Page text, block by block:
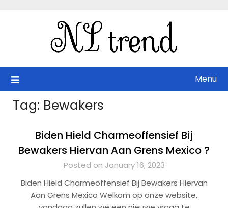
Menu
Tag: Bewakers
Biden Hield Charmeoffensief Bij
Bewakers Hiervan Aan Grens Mexico ?
Posted on January 16, 2023
Biden Hield Charmeoffensief Bij Bewakers Hiervan
Aan Grens Mexico Welkom op onze website,